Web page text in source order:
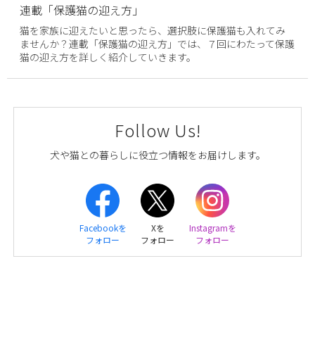
連載「保護猫の迎え方」
猫を家族に迎えたいと思ったら、選択肢に保護猫も入れてみ
ませんか？連載「保護猫の迎え方」では、７回にわたって保護
猫の迎え方を詳しく紹介していきます。
Follow Us!
犬や猫との暮らしに役立つ情報をお届けします。
Facebookを
フォロー
Xを
フォロー
Instagramを
フォロー